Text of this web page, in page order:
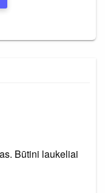
Būtini laukeliai